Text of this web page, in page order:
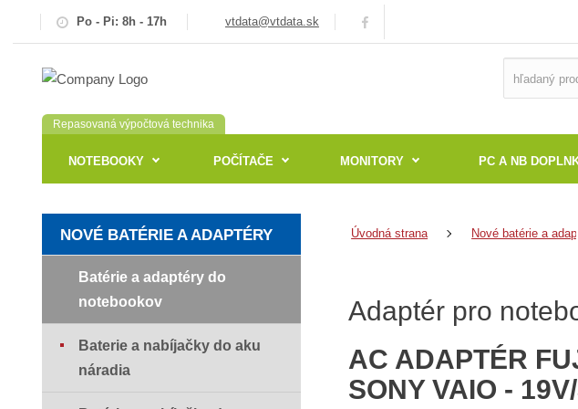
Po - Pi: 8h - 17h vtdata@vtdata.sk
Repasovaná výpočtová technika
NOTEBOOKY POČÍTAČE MONITORY PC A NB
Úvodná strana Nové batérie a
Adaptér pro
AC ADAPTÉR
SONY VAIO -
NOVÉ BATÉRIE A ADAPTÉRY
Batérie a adaptéry do
notebookov
Baterie a nabíjačky do aku
náradia